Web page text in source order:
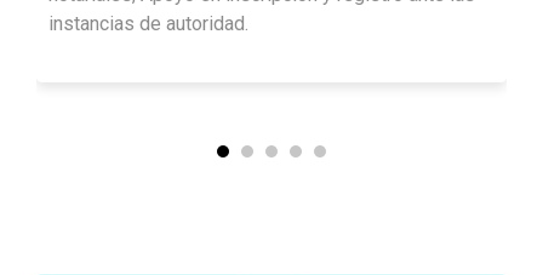
instancias de autoridad.